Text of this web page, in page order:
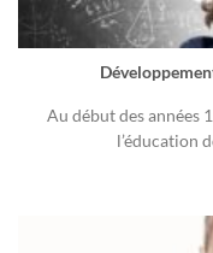
Au début des années
l’éducation